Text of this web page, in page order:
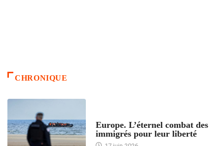
CHRONIQUE
Europe. L’éternel combat des
immigrés pour leur liberté